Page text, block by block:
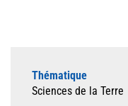
Thématique
Sciences de la Terre